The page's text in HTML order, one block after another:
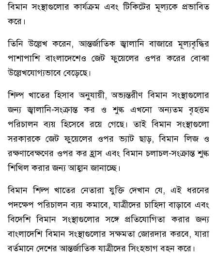
বিমান সংস্থাগুলোর কার্যক্রম এবং টিকিটের মূল্যকে প্রভাবিত
করে।
তিনি উল্লেখ করেন, আন্তর্জাতিক জ্বালানি বাজারে মূল্যবৃদ্ধির
পাশাপাশি বাংলাদেশেও জেট ফুয়েলের ওপর করের বোঝা
উল্লেখযোগ্যভাবে বেড়েছে।
শিল্প খাতের হিসাব অনুযায়ী, অভ্যন্তরীণ বিমান সংস্থাগুলোর
জন্য জ্বালানি-সংক্রান্ত কর ও শুল্ক এখনো অন্যতম বৃহত্তম
পরিচালন ব্যয় হিসেবে রয়ে গেছে। তাই বিমান সংস্থাগুলো
সরকারকে জেট ফুয়েলের ওপর ভ্যাট ছাড়, বিমান লিজ ও
রক্ষণাবেক্ষণের ওপর কর হ্রাস এবং বিমান চলাচল-সংক্রান্ত শুল্ক
শিথিল করার জন্য আহ্বান জানাচ্ছে।
বিমান শিল্প খাতের নেতারা যুক্তি দেখান যে, এই ধরনের
পদক্ষেপ পরিচালন ব্যয় কমাবে, যাত্রীদের চাহিদা বাড়াবে এবং
বিদেশি বিমান সংস্থাগুলোর সঙ্গে প্রতিযোগিতা করার জন্য
বাংলাদেশি বিমান সংস্থাগুলোর সক্ষমতা জোরদার করবে, যারা
বর্তমানে দেশের আন্তর্জাতিক যাত্রীদের সিংহভাগ বহন করে।